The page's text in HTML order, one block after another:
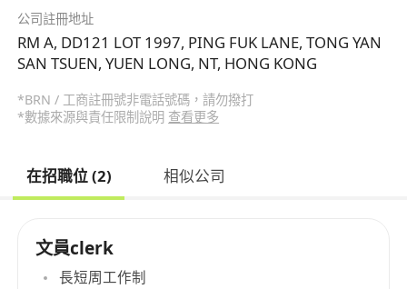
公司註冊地址
RM A, DD121 LOT 1997, PING FUK LANE, TONG YAN
SAN TSUEN, YUEN LONG, NT, HONG KONG
*BRN / 工商註冊號非電話號碼，請勿撥打
*數據來源與責任限制說明 查看更多
在招職位 (2) 相似公司
文員clerk
長短周工作制